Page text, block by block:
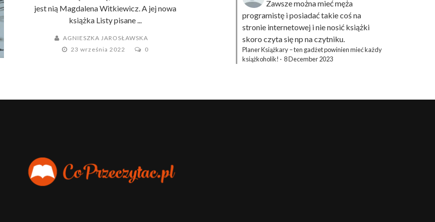
jest nią Magdalena Witkiewicz. A jej nowa
książka Listy pisane ...
AGNIESZKA JAROSŁAWSKA
23 września 2022
0
Zawsze można mieć męża
programistę i posiadać takie coś na
stronie internetowej i nie nosić książki
skoro czyta się np na czytniku.
Planer Książkary – ten gadżet powinien mieć każdy
książkoholik! · 8 December 2023